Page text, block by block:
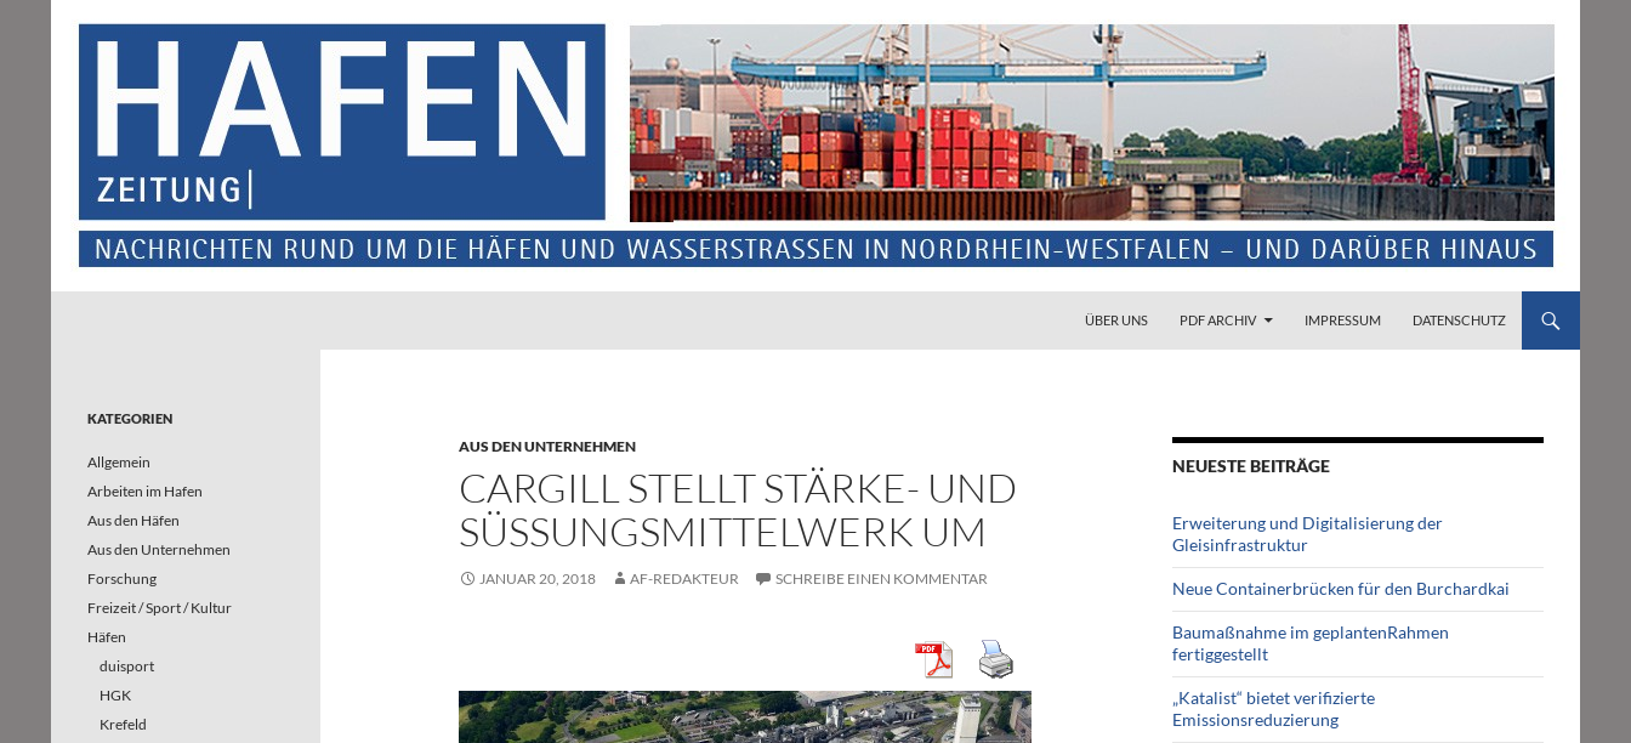
ÜBER UNS
PDF ARCHIV IMPRESSUM DATENSCHUTZ
AUS DEN UNTERNEHMEN
CARGILL STELLT STÄRKE- UND
SÜSSUNGSMITTELWERK UM
JANUAR 20, 2018 AF-REDAKTEUR SCHREIBE EINEN KOMMENTAR
NEUESTE BEITRÄGE
Erweiterung und Digitalisierung der
Gleisinfrastruktur
Neue Containerbrücken für den Burchardkai
Baumaßnahme im geplantenRahmen
fertiggestellt
„Katalist“ bietet verifizierte
Emissionsreduzierung
KATEGORIEN
Allgemein
Arbeiten im Hafen
Aus den Häfen
Aus den Unternehmen
Forschung
Freizeit / Sport / Kultur
Häfen
duisport
HGK
Krefeld